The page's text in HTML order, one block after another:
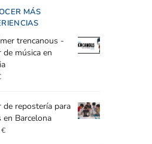
MÁS
trencanous -
de música en
de repostería para
en Barcelona
€